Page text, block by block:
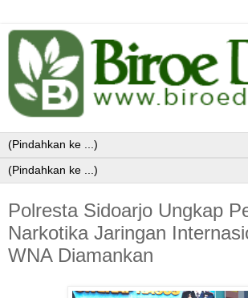
Polresta Sidoarjo Ungkap
Narkotika Jaringan
WNA Diamankan